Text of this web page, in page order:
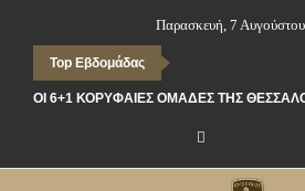
Παρασκευή, 7
Top Εβδομάδας
ΟΙ 6+1 ΚΟΡΥΦΑΊΕΣ ΟΜΆΔΕΣ ΤΗΣ